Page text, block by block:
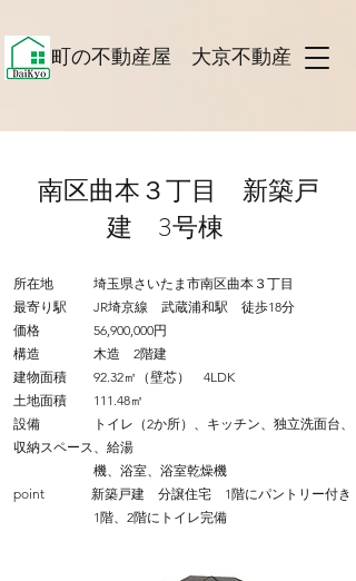
​町の不動産屋 大京不動産 ​
​南区曲本３丁目 新築戸
建 3号棟
所在地 埼玉県さいたま市南区曲本３丁目
最寄り駅 JR埼京線 武蔵浦和駅 徒歩18分
価格 56,900,000円
構造 木造 2階建
建物面積 92.32㎡（壁芯） 4LDK
土地面積 111.48㎡
設備 トイレ（2か所）、キッチン、独立洗面台、
収納スペース、給湯
機、浴室、 浴室乾燥機
point 新築戸建 分譲住宅 1階にパントリー付き
1階、2階にトイレ完備